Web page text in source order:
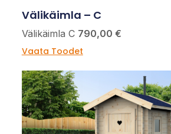
Välikäimla – C
Välikäimla C 790,00 €
Vaata Toodet